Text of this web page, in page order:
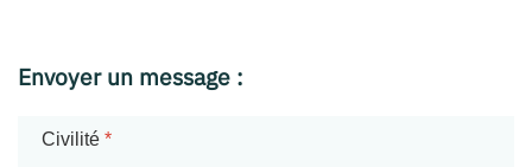
Envoyer un message :
Civilité *